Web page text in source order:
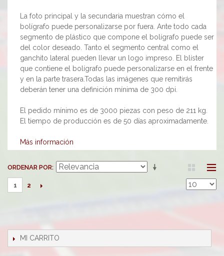
La foto principal y la secundaria muestran cómo el
bolígrafo puede personalizarse por fuera. Ante todo cada
segmento de plástico que compone el bolígrafo puede ser
del color deseado. Tanto el segmento central como el
ganchito lateral pueden llevar un logo impreso. El blíster
que contiene el bolígrafo puede personalizarse en el frente
y en la parte trasera.Todas las imágenes que remitirás
deberán tener una definición mínima de 300 dpi.
El pedido mínimo es de 3000 piezas con peso de 211 kg.
El tiempo de producción es de 50 días aproximadamente.
Más información
ORDENAR POR
1 2
MI CARRITO